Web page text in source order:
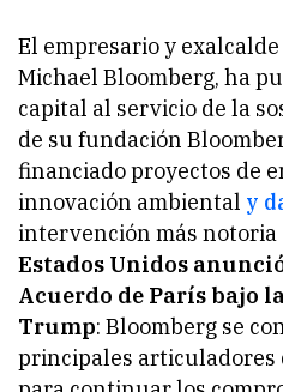
El empresario y
Michael Bloomberg, ha
capital al servicio de la
de su fundación
financiado proyectos de
innovación ambiental y
intervención más
Estados Unidos
Acuerdo de París bajo
Trump: Bloomberg se
principales articuladores